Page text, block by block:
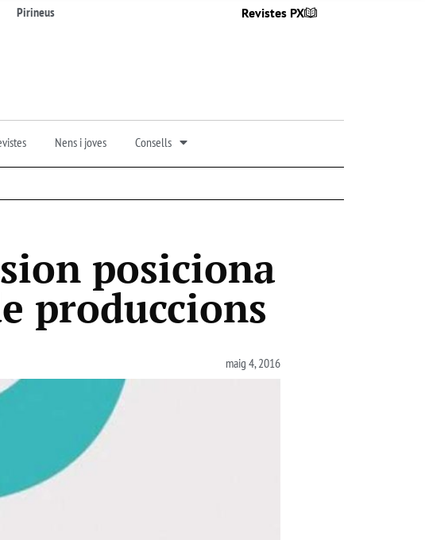
Pirineus Revistes PX
Nens i joves Consells
posiciona
produccions
maig 4, 2016